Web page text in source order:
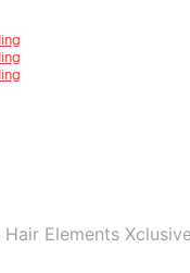
Hair Elements